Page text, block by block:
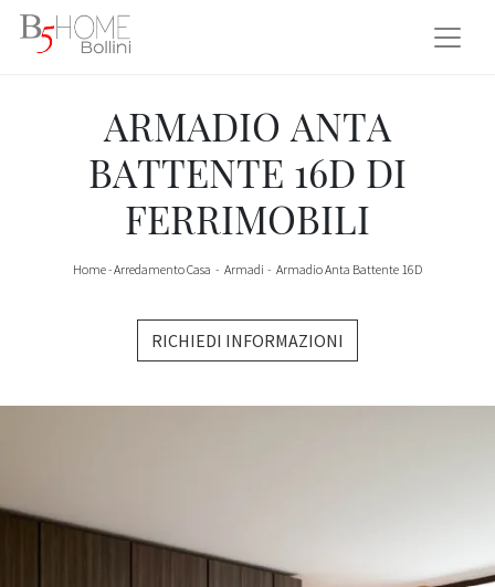
ARMADIO ANTA
BATTENTE 16D DI
FERRIMOBILI
Home-Arredamento Casa - Armadi - Armadio Anta Battente 16D
RICHIEDI INFORMAZIONI